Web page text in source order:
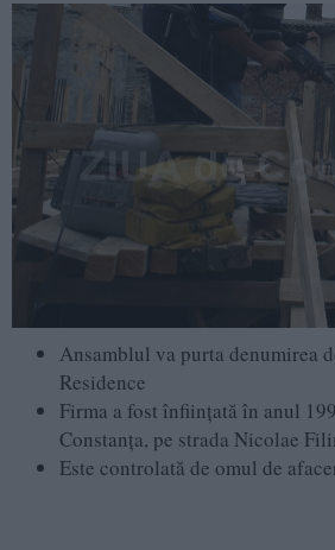
Ansamblul va purta denumirea
Residence
Firma a fost înființată în anul
Constanța, pe strada Nicolae
Este controlată de omul de